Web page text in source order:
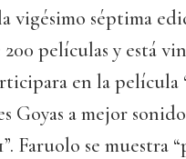
vigésimo séptima
películas y está
en la película
Goyas a mejor
Faruolo se muestra